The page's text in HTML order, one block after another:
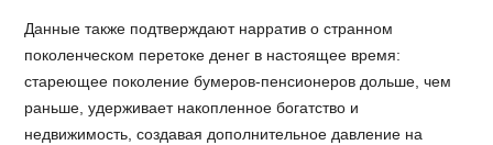
Данные также подтверждают нарратив о странном
поколенческом перетоке денег в настоящее время:
стареющее поколение бумеров-пенсионеров дольше, чем
раньше, удерживает накопленное богатство и
недвижимость, создавая дополнительное давление на